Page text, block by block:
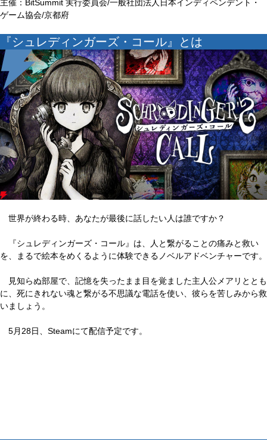
主催：BitSummit 実行委員会/一般社団法人日本インディペンデント・
ゲーム協会/京都府
『シュレディンガーズ・コール』とは
世界が終わる時、あなたが最後に話したい人は誰ですか？
『シュレディンガーズ・コール』は、人と繋がることの痛みと救い
を、まるで絵本をめくるように体験できるノベルアドベンチャーです。
見知らぬ部屋で、記憶を失ったまま目を覚ました主人公メアリととも
に、死にきれない魂と繋がる不思議な電話を使い、彼らを苦しみから救
いましょう。
5月28日、Steamにて配信予定です。